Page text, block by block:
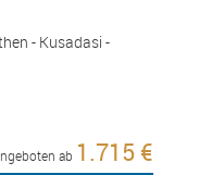
- Kusadasi -
ab 1.715 €